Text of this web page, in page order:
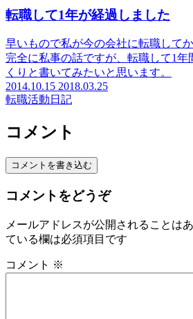
転職して1年が経過しました
早いもので私が今の会社に転職して
完全に私事の話ですが、転職して1年
くりと書いてみたいと思います。
2014.10.15 2018.03.25
転職活動日記
コメント
コメントを書き込む
コメントをどうぞ
メールアドレスが公開されることはあ
ている欄は必須項目です
コメント ※